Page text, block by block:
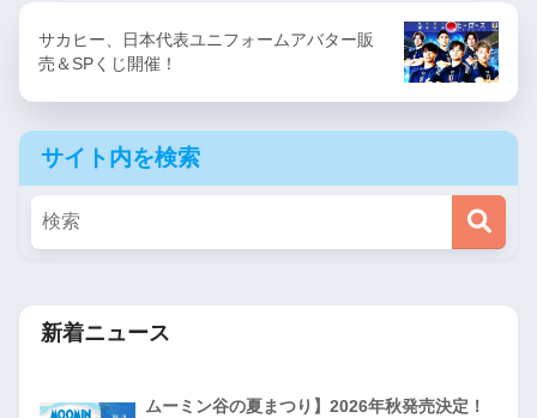
サカヒー、日本代表ユニフォームアバター販
売＆SPくじ開催！
サイト内を検索
新着ニュース
ムーミン谷の夏まつり】2026年秋発売決定！